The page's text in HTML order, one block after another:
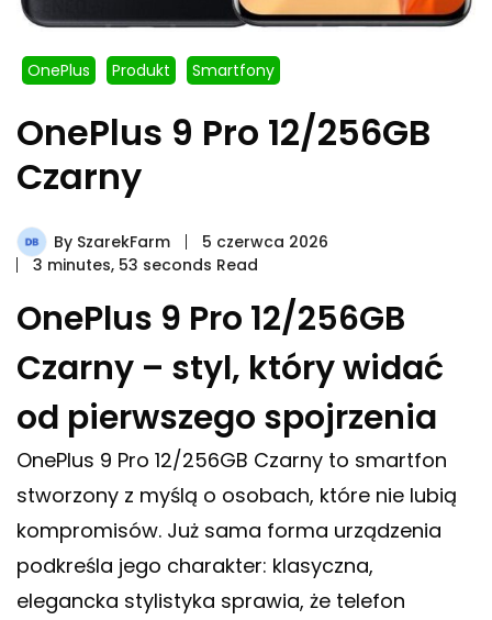
OnePlus Produkt Smartfony
OnePlus 9 Pro 12/256GB
Czarny
By SzarekFarm
5 czerwca 2026
3 minutes, 53 seconds Read
OnePlus 9 Pro 12/256GB
Czarny – styl, który widać
od pierwszego spojrzenia
OnePlus 9 Pro 12/256GB Czarny to smartfon
stworzony z myślą o osobach, które nie lubią
kompromisów. Już sama forma urządzenia
podkreśla jego charakter: klasyczna,
elegancka stylistyka sprawia, że telefon